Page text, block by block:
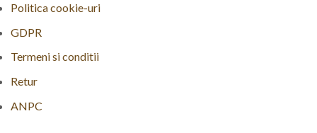
Politica cookie-uri
GDPR
Termeni si conditii
Retur
ANPC